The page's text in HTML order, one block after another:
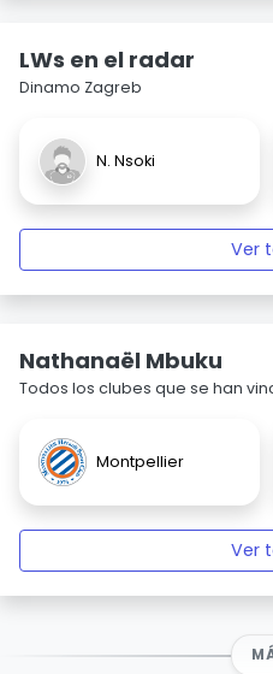
LWs en el radar
Dinamo Zagreb
N. Nsoki
Ver
Nathanaël Mbuku
Todos los clubes que se han
Montpellier
Ver